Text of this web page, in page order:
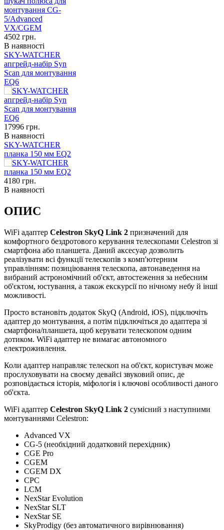
4502 грн.
В наявності
SKY-WATCHER
апгрейд-набір Syn
Scan для монтування
EQ6
17996 грн.
В наявності
SKY-WATCHER
планка 150 мм EQ2
4180 грн.
В наявності
ОПИС
WiFi адаптер Celestron SkyQ Link 2 призначений для
комфортного бездротового керування телескопами Celestron зі
смартфона або планшета. Даний аксесуар дозволить
реалізувати всі функції телескопів з комп'ютерним
управлінням: позиціювання телескопа, автонаведення на
вибраний астрономічний об'єкт, автостеження за небесним
об'єктом, юстування, а також екскурсії по нічному небу й інші
можливості.
Просто встановіть додаток SkyQ (Android, iOS), підключіть
адаптер до монтування, а потім підключіться до адаптера зі
смартфона/планшета, щоб керувати телескопом одним
дотиком. WiFi адаптер не вимагає автономного
електроживлення.
Коли адаптер направляє телескоп на об'єкт, користувач може
прослуховувати на своєму девайсі звуковий опис, де
розповідається історія, міфологія і ключові особливості даного
об'єкта.
WiFi адаптер Celestron SkyQ Link 2 сумісний з наступними
монтуваннями Celestron:
Advanced VX
CG-5 (необхідний додатковий перехідник)
CGE Pro
CGEM
CGEM DX
CPC
LCM
NexStar Evolution
NexStar SLT
NexStar SE
SkyProdigy (без автоматичного вирівнювання)